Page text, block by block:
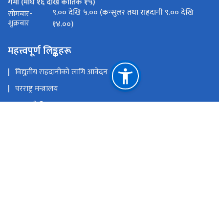
सोमबार-
शुक्रबार
९.०० देखि ५.०० (कन्सुलर तथा राहदानी ९.०० देखि
१४.००)
महत्त्वपूर्ण लिङ्कहरू
विद्युतीय राहदानीको लागि आवेदन
परराष्ट्र मन्त्रालय
राहदानी विभाग